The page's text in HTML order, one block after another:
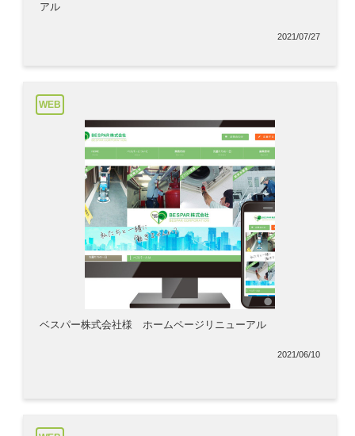
アル
2021/07/27
WEB
ベスパー株式会社様 ホームページリニューアル
2021/06/10